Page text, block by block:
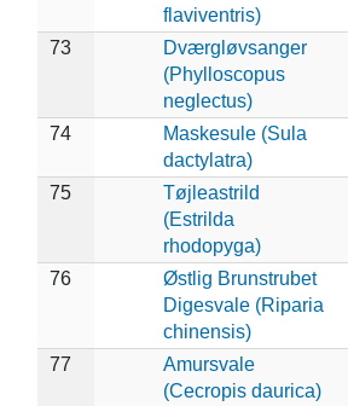
flaviventris)
73
Dværgløvsanger
(Phylloscopus
neglectus)
74
Maskesule (Sula
dactylatra)
75
Tøjleastrild
(Estrilda
rhodopyga)
76
Østlig Brunstrubet
Digesvale (Riparia
chinensis)
77
Amursvale
(Cecropis daurica)